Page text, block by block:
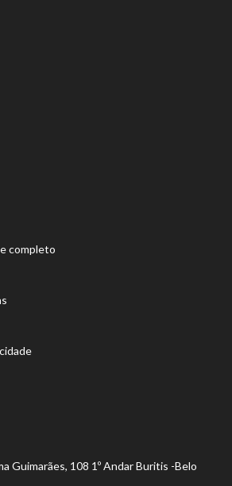
completo
Guimarães, 108 1º Andar Buritis -Belo